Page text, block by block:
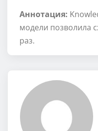
Аннотация:
модели позволила
раз.